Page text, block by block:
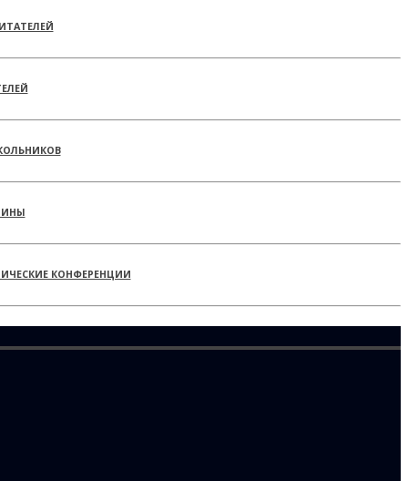
КОНФЕРЕНЦИИ